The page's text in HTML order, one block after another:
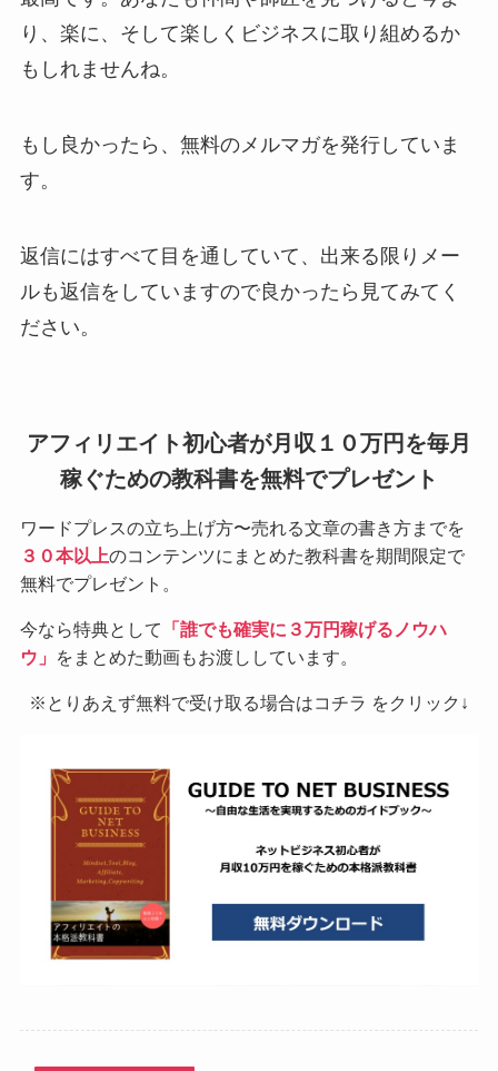
り、楽に、そして楽しくビジネスに取り組めるか
もしれませんね。
もし良かったら、無料のメルマガを発行していま
す。
返信にはすべて目を通していて、出来る限りメー
ルも返信をしていますので良かったら見てみてく
ださい。
アフィリエイト初心者が月収１０万円を毎月
稼ぐための教科書を無料でプレゼント
ワードプレスの立ち上げ方〜売れる文章の書き方までを
３０本以上のコンテンツにまとめた教科書を期間限定で
無料でプレゼント。
今なら特典として
「誰でも確実に３万円稼げるノウハ
ウ」
をまとめた動画もお渡ししています。
※とりあえず無料で受け取る場合はコチラ をクリック↓